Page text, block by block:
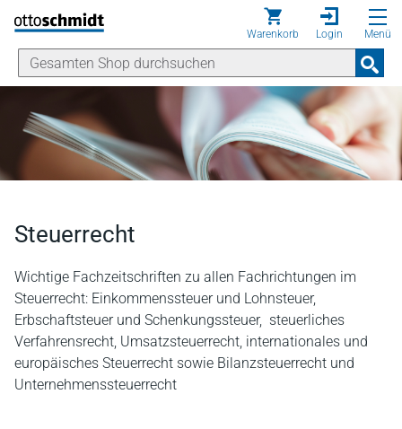
Direkt zum Inhalt
Warenkorb Login Menü
Steuerrecht
Wichtige Fachzeitschriften zu allen Fachrichtungen im
Steuerrecht: Einkommenssteuer und Lohnsteuer,
Erbschaftsteuer und Schenkungssteuer, steuerliches
Verfahrensrecht, Umsatzsteuerrecht, internationales und
europäisches Steuerrecht sowie Bilanzsteuerrecht und
Unternehmenssteuerrecht